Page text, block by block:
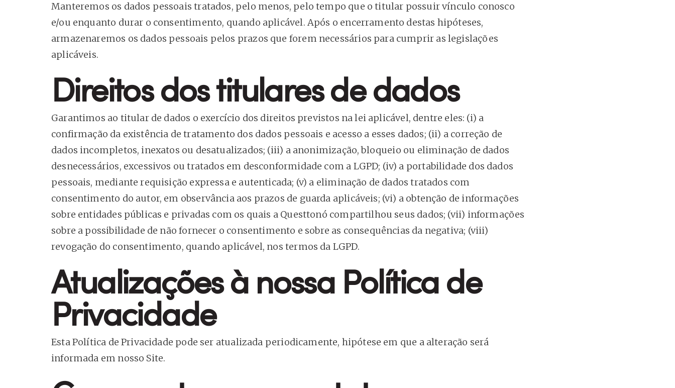
Manteremos os dados pessoais tratados, pelo menos, pelo tempo que o titular possuir vínculo conosco
e/ou enquanto durar o consentimento, quando aplicável. Após o encerramento destas hipóteses,
armazenaremos os dados pessoais pelos prazos que forem necessários para cumprir as legislações
aplicáveis.
Direitos dos titulares de dados
Garantimos ao titular de dados o exercício dos direitos previstos na lei aplicável, dentre eles: (i) a
confirmação da existência de tratamento dos dados pessoais e acesso a esses dados; (ii) a correção de
dados incompletos, inexatos ou desatualizados; (iii) a anonimização, bloqueio ou eliminação de dados
desnecessários, excessivos ou tratados em desconformidade com a LGPD; (iv) a portabilidade dos dados
pessoais, mediante requisição expressa e autenticada; (v) a eliminação de dados tratados com
consentimento do autor, em observância aos prazos de guarda aplicáveis; (vi) a obtenção de informações
sobre entidades públicas e privadas com os quais a Questtonó compartilhou seus dados; (vii) informações
sobre a possibilidade de não fornecer o consentimento e sobre as consequências da negativa; (viii)
revogação do consentimento, quando aplicável, nos termos da LGPD.
Atualizações à nossa Política de
Privacidade
Esta Política de Privacidade pode ser atualizada periodicamente, hipótese em que a alteração será
informada em nosso Site.